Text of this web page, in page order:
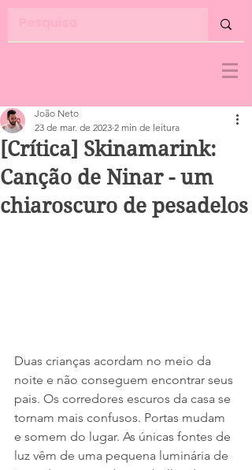
[Crítica] Skinamarink:
Canção de Ninar - um
chiaroscuro de pesadelos
João Neto
23 de mar. de 2023 2 min de leitura
Duas crianças acordam no meio da
noite e não conseguem encontrar seus
pais. Os corredores escuros da casa se
tornam mais confusos. Portas mudam
e somem do lugar. As únicas fontes de
luz vêm de uma pequena luminária de